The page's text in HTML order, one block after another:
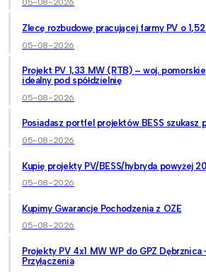
05-08-2026
Zlecę rozbudowę pracującej farmy PV o
05-08-2026
Projekt PV 1,33 MW (RTB) – woj.
idealny pod spółdzielnię
05-08-2026
Posiadasz portfel projektów BESS szukasz
05-08-2026
Kupię projekty PV/BESS/hybryda powyżej
05-08-2026
Kupimy Gwarancje Pochodzenia z OZE
05-08-2026
Projekty PV 4x1 MW WP do GPZ
Przyłączenia